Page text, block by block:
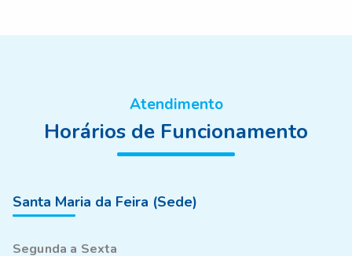
Atendimento
Horários de Funcionamento
Santa Maria da Feira (Sede)
Segunda a Sexta